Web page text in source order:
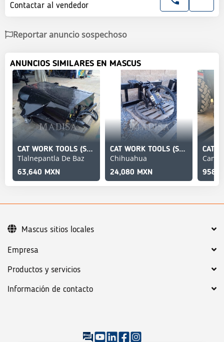
Contactar al vendedor
Reportar anuncio sospechoso
ANUNCIOS SIMILARES EN MASCUS
CAT WORK TOOLS (SERIALIZED) BP118C
Tlalnepantla De Baz
63,640 MXN
CAT WORK TOOLS (SERIALIZED) A19B
Chihuahua
24,080 MXN
CAT
Empresa
Productos y servicios
Información de contacto
Mascus sitios locales